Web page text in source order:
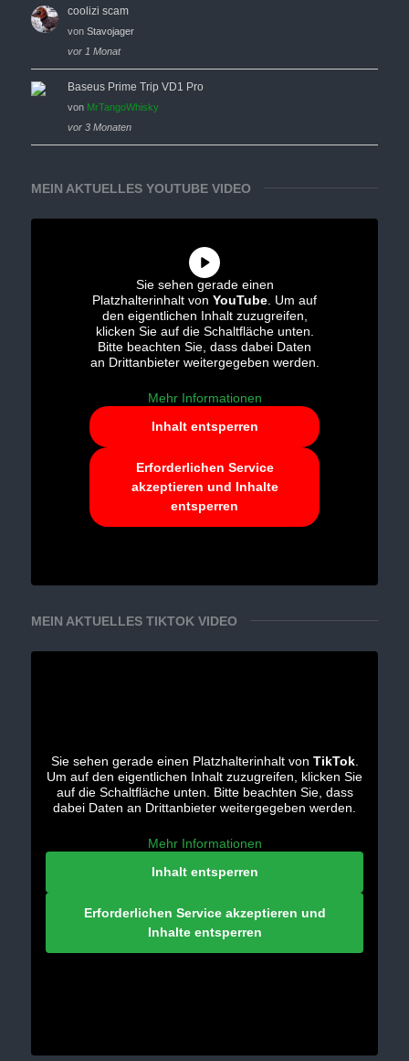
coolizi scam
von Stavojager
vor 1 Monat
Baseus Prime Trip VD1 Pro
von MrTangoWhisky
vor 3 Monaten
MEIN AKTUELLES YOUTUBE VIDEO
Sie sehen gerade einen
Platzhalterinhalt von YouTube . Um auf
den eigentlichen Inhalt zuzugreifen,
klicken Sie auf die Schaltfläche unten.
Bitte beachten Sie, dass dabei Daten
an Drittanbieter weitergegeben werden.
Mehr Informationen
Inhalt entsperren
Erforderlichen Service
akzeptieren und Inhalte
entsperren
MEIN AKTUELLES TIKTOK VIDEO
Sie sehen gerade einen Platzhalterinhalt von TikTok.
Um auf den eigentlichen Inhalt zuzugreifen, klicken Sie
auf die Schaltfläche unten. Bitte beachten Sie, dass
dabei Daten an Drittanbieter weitergegeben werden.
Mehr Informationen
Inhalt entsperren
Erforderlichen Service akzeptieren und
Inhalte entsperren